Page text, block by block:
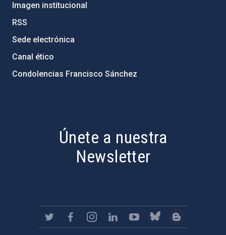
Imagen institucional
RSS
Sede electrónica
Canal ético
Condolencias Francisco Sánchez
Únete a nuestra
Newsletter